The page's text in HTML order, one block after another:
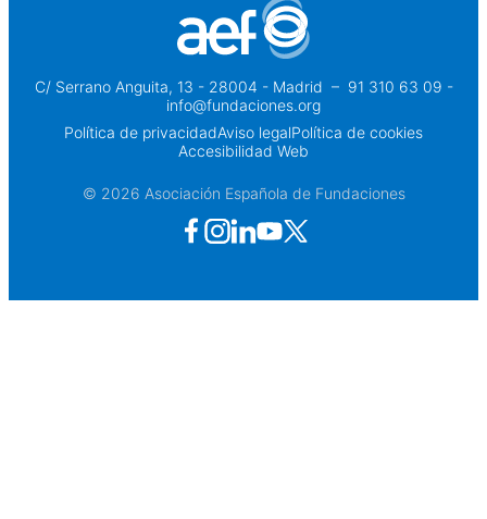
C/ Serrano Anguita, 13 - 28004 - Madrid – 91 310 63 09 -
info@fundaciones.org
Política de privacidadAviso legalPolítica de cookies
Accesibilidad Web
© 2026 Asociación Española de Fundaciones